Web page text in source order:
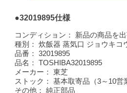
●32019895仕様
コンディション：
新品の商品を出
種別：
炊飯器 蒸気口 ジョウキコ
品番：
32019895
品名：
TOSHIBA32019895
メーカー：
東芝
ストック：
基本取寄品（3～10営
その他：
純正部品